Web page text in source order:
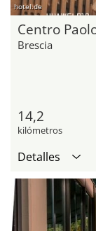
hotel.de
Centro
Brescia
14,2
kilómetros
Detalles